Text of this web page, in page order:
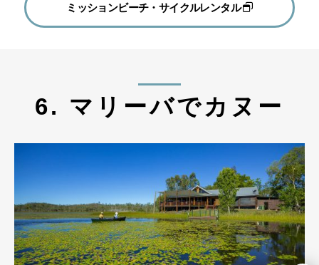
ミッションビーチ・サイクルレンタル
6. マリーバでカヌー